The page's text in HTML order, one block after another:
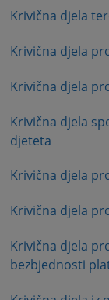
Krivična djela
Krivična djela
Krivična djela
Krivična djela
djeteta
Krivična djela
Krivična djela
Krivična djela
bezbjednosti